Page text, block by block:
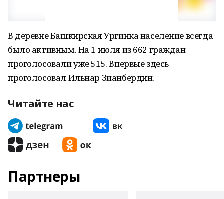
В деревне Башкирская Ургинка население всегда
было активным. На 1 июля из 662 граждан
проголосовали уже 515. Впервые здесь
проголосовал Ильнар Зианбердин.
Читайте нас
Партнеры